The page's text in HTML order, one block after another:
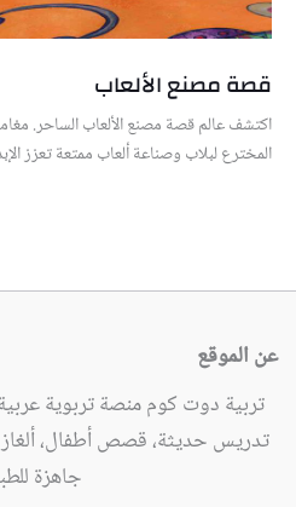
قصة مصنع الألعاب
اكتشف عالم قصة مصنع الألعاب الساحر.
المخترع لبلاب وصناعة ألعاب ممتعة تعزز
عن الموقع
تربية دوت كوم منصة تربوية
تدريس حديثة، قصص أطفال،
جاهزة